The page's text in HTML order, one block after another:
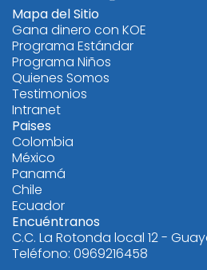
Mapa del Sitio
Gana dinero con KOE
Programa Estándar
Programa Niños
Quienes Somos
Testimonios
Intranet
Paises
Colombia
México
Panamá
Chile
Ecuador
Encuéntranos
C.C. La Rotonda local 12 -
Teléfono: 0969216458